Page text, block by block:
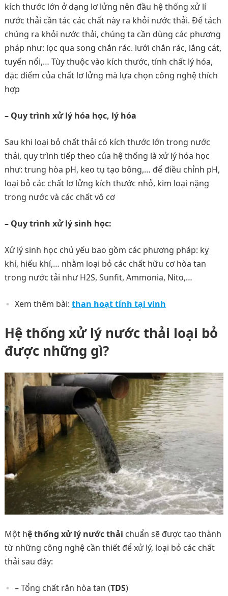
kích thước lớn ở dạng lơ lửng nên đầu hệ thống xử lí
nước thải cần tác các chất này ra khỏi nước thải. Để tách
chúng ra khỏi nước thải, chúng ta cần dùng các phương
pháp như: lọc qua song chắn rác. lưới chắn rác, lắng cát,
tuyến nổi,… Tùy thuộc vào kích thước, tính chất lý hóa,
đặc điểm của chất lơ lửng mà lựa chọn công nghệ thích
hợp
– Quy trình xử lý hóa học, lý hóa
Sau khi loại bỏ chất thải có kích thước lớn trong nước
thải, quy trình tiếp theo của hệ thống là xử lý hóa học
như: trung hòa pH, keo tụ tạo bông,… để điều chỉnh pH,
loại bỏ các chất lơ lửng kích thước nhỏ, kim loại nặng
trong nước và các chất vô cơ
– Quy trình xử lý sinh học:
Xử lý sinh học chủ yếu bao gồm các phương pháp: kỵ
khí, hiếu khí,… nhằm loại bỏ các chất hữu cơ hòa tan
trong nước tải như H2S, Sunfit, Ammonia, Nito,…
Xem thêm bài: than hoạt tính tại vinh
Hệ thống xử lý nước thải loại bỏ
được những gì?
Một hệ thống xử lý nước thải chuẩn sẽ được tạo thành
từ những công nghệ cần thiết để xử lý, loại bỏ các chất
thải sau đây:
– Tổng chất rắn hòa tan (TDS)